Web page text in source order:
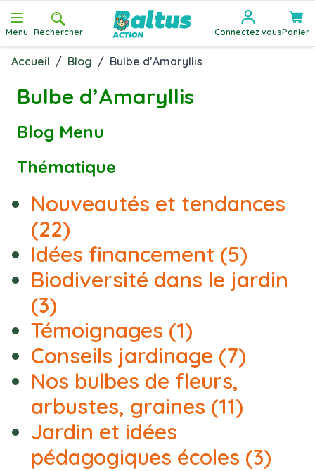
Menu Rechercher Connectez vousPanier
Accueil / Blog / Bulbe d’Amaryllis
Bulbe d’Amaryllis
Blog Menu
Thématique
Nouveautés et tendances
(22)
Idées financement (5)
Biodiversité dans le jardin
(3)
Témoignages (1)
Conseils jardinage (7)
Nos bulbes de fleurs,
arbustes, graines (11)
Jardin et idées
pédagogiques écoles (3)